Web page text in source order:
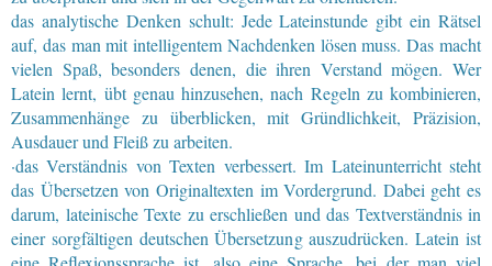
das analytische Denken schult: Jede Lateinstunde gibt ein Rätsel
auf, das man mit intelligentem Nachdenken lösen muss. Das macht
vielen Spaß, besonders denen, die ihren Verstand mögen. Wer
Latein lernt, übt genau hinzusehen, nach Regeln zu kombinieren,
Zusammenhänge zu überblicken, mit Gründlichkeit, Präzision,
Ausdauer und Fleiß zu arbeiten.
·das Verständnis von Texten verbessert. Im Lateinunterricht steht
das Übersetzen von Original­texten im Vordergrund. Dabei geht es
darum, lateinische Texte zu erschließen und das Textver­ständnis in
einer sorgfältigen deutschen Übersetzung auszudrücken. Latein ist